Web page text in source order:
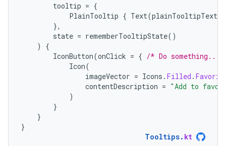
tooltip = {
PlainTooltip { Text(plainTooltipText
},
state = rememberTooltipState()
)
{
IconButton(onClick = { /* Do something...
Icon(
imageVector = Icons . Filled .
contentDescription = "Add to
)
}
}
}
Tooltips. kt